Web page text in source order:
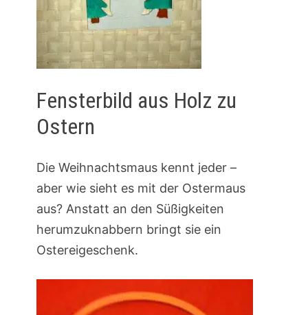
Fensterbild aus Holz zu
Ostern
Die Weihnachtsmaus kennt jeder –
aber wie sieht es mit der Ostermaus
aus? Anstatt an den Süßigkeiten
herumzuknabbern bringt sie ein
Ostereigeschenk.